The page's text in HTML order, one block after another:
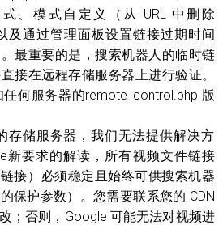
、模式自定义（从 URL 中删除
及通过管理面板设置链接过期时间
。最重要的是，搜索机器人的临时链
接在远程存储服务器上进行验证。
何服务器的remote_control.php 版
存储服务器，我们无法提供解决方
新要求的解读，所有视频文件链接
链接）必须稳定且始终可供搜索机器
保护参数）。您需要联系您的 CDN
；否则，Google 可能无法对视频进